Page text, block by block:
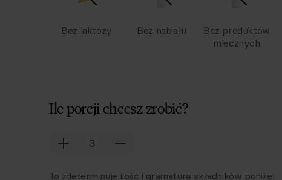
Bez laktozy Bez nabiału
Bez produktów
mlecznych
Ile porcji chcesz zrobić?
To zdeterminuje ilość i gramaturę składników poniżej.